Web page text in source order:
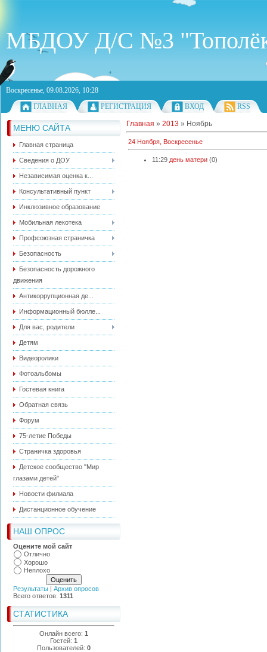
МБДОУ Д/С №3
Воскресенье, 09.08.2026, 10:28
ГЛАВНАЯ
РЕГИСТРАЦИЯ ВХОД RSS
МЕНЮ САЙТА
Главная страница
Сведения о ДОУ
Независимая оценка к...
Консультативный пункт
Инклюзивное образование
Мобильная лекотека
Профсоюзная страничка
Безопасность
Безопасность дорожного
движения
Антикоррупционная де...
Информационный бюлле...
Для вас, родители
Детям
Видеоролики
Фотоальбомы
Гостевая книга
Обратная связь
Форум
75-летие Победы
Страничка здоровья
Детское сообщество "Мир
глазами детей"
Новости филиала
Дистанционное обучение
НАШ ОПРОС
Оцените мой сайт
Отлично
Хорошо
Неплохо
Результаты | Архив опросов
Всего ответов: 1311
СТАТИСТИКА
Онлайн всего: 1
Гостей: 1
Пользователей: 0
Главная » 2013 » Ноябрь
24 Ноября, Воскресенье
11:29 день матери (0)